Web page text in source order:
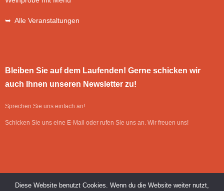
➥ Alle Veranstaltungen
Bleiben Sie auf dem Laufenden! Gerne schicken wir
auch Ihnen unseren Newsletter zu!
Sprechen Sie uns einfach an!
Schicken Sie uns eine E-Mail oder rufen Sie uns an. Wir freuen uns!
Diese Website benutzt Cookies. Wenn du die Website weiter nutzt,